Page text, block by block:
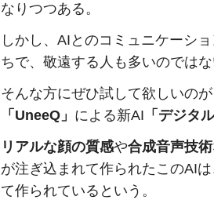
なりつつある。
しかし、AIとのコミュニケーショ
ちで、敬遠する人も多いのではな
そんな方にぜひ試して欲しいの
「UneeQ」 による新AI 「デジタ
リアルな顔の質感や合成音声技術
が注ぎ込まれて作られたこのAI
て作られているという。